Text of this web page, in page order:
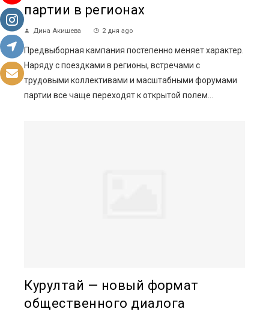
партии в регионах
Дина Акишева 2 дня ago
Предвыборная кампания постепенно меняет характер.
Наряду с поездками в регионы, встречами с
трудовыми коллективами и масштабными форумами
партии все чаще переходят к открытой полем...
Курултай — новый формат
общественного диалога